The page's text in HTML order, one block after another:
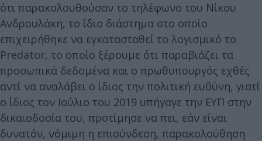
ότι παρακολουθούσαν το τηλέφωνο του Νίκου
Ανδρουλάκη, το ίδιο διάστημα στο οποίο
επιχειρήθηκε να εγκατασταθεί το λογισμικό το
Predator, το οποίο ξέρουμε ότι παραβιάζει τα
προσωπικά δεδομένα και ο πρωθυπουργός εχθές
αντί να αναλάβει ο ίδιος την πολιτική ευθύνη, γιατί
ο ίδιος τον Ιούλιο του 2019 υπήγαγε την ΕΥΠ στην
δικαιοδοσία του, προτίμησε να πει, εάν είναι
δυνατόν, νόμιμη η επισύνδεση, παρακολούθηση